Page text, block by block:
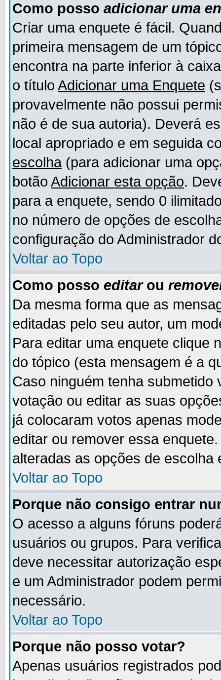
Como posso adicionar uma
Criar uma enquete é fácil.
primeira mensagem de um
encontra na parte inferior à
o título Adicionar uma Enquete
provavelmente não possui
não é de sua autoria). Deverá
local apropriado e em seguida
escolha (para adicionar uma
botão Adicionar esta opção.
para a enquete, sendo 0
no número de opções de
configuração do Administrador
Voltar ao Topo
Como posso editarou
Da mesma forma que as
editadas pelo seu autor, um
Para editar uma enquete clique
do tópico (esta mensagem é a
Caso ninguém tenha
votação ou editar as suas
já colocaram votos apenas
editar ou remover essa
alteradas as opções de escolha
Voltar ao Topo
Porque não consigo entrar
O acesso a alguns fóruns
usuários ou grupos. Para
deve necessitar autorização
e um Administrador podem
necessário.
Voltar ao Topo
Porque não posso votar?
Apenas usuários registrados